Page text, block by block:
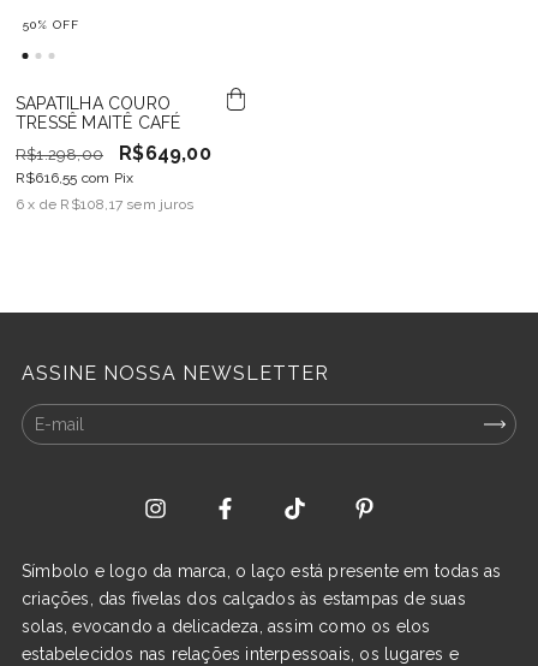
50% OFF
SAPATILHA COURO
TRESSÊ MAITÊ CAFÉ
R$1.298,00 R$649,00
R$616,55 com Pix
6 x de R$108,17 sem juros
ASSINE NOSSA NEWSLETTER
Símbolo e logo da marca, o laço está presente em todas as
criações, das fivelas dos calçados às estampas de suas
solas, evocando a delicadeza, assim como os elos
estabelecidos nas relações interpessoais, os lugares e